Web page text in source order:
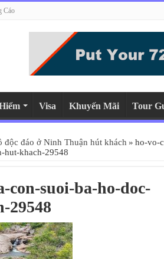
Cáo
Visa Khuyến Mãi Tour
độc đáo ở Ninh Thuận hút khách » ho-vo-
hut-khach-29548
con-suoi-ba-ho-doc-
29548